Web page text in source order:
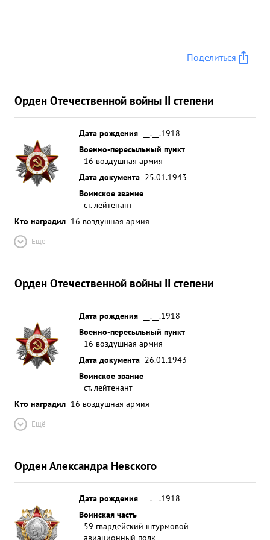
Поделиться
Орден Отечественной войны II степени
Дата рождения
__.__.1918
Военно-пересыльный пункт
16 воздушная армия
Дата документа 25.01.1943
Воинское звание
ст. лейтенант
Кто наградил 16 воздушная армия
Ещё
Орден Отечественной войны II степени
Дата рождения
__.__.1918
Военно-пересыльный пункт
16 воздушная армия
Дата документа 26.01.1943
Воинское звание
ст. лейтенант
Кто наградил 16 воздушная армия
Ещё
Орден Александра Невского
Дата рождения
__.__.1918
Воинская часть
59 гвардейский штурмовой
авиационный полк